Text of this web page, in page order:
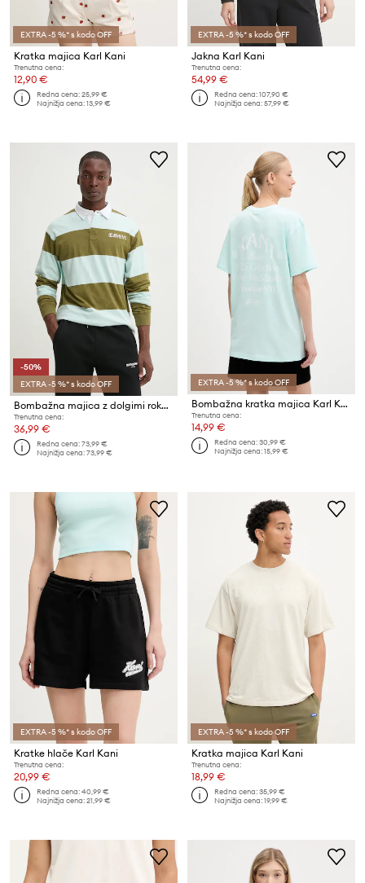
EXTRA -5 %* s kodo OFF
Kratka majica Karl Kani
Trenutna cena:
12,90 €
Redna cena:25,99 €
Najnižja cena:13,99 €
EXTRA -5 %* s kodo OFF
Jakna Karl Kani
Trenutna cena:
54,99 €
Redna cena:107,90 €
Najnižja cena:57,99 €
-50%
EXTRA -5 %* s kodo OFF
Bombažna majica z dolgimi rokavi Karl Kani
Trenutna cena:
36,99 €
Redna cena:73,99 €
Najnižja cena:73,99 €
EXTRA -5 %* s kodo OFF
Bombažna kratka majica Karl Kani
Trenutna cena:
14,99 €
Redna cena:30,99 €
Najnižja cena:15,99 €
EXTRA -5 %* s kodo OFF
Kratke hlače Karl Kani
Trenutna cena:
20,99 €
Redna cena:40,99 €
Najnižja cena:21,99 €
EXTRA -5 %* s kodo OFF
Kratka majica Karl Kani
Trenutna cena:
18,99 €
Redna cena:35,99 €
Najnižja cena:19,99 €